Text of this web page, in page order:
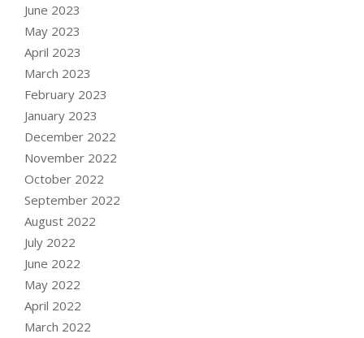
June 2023
May 2023
April 2023
March 2023
February 2023
January 2023
December 2022
November 2022
October 2022
September 2022
August 2022
July 2022
June 2022
May 2022
April 2022
March 2022